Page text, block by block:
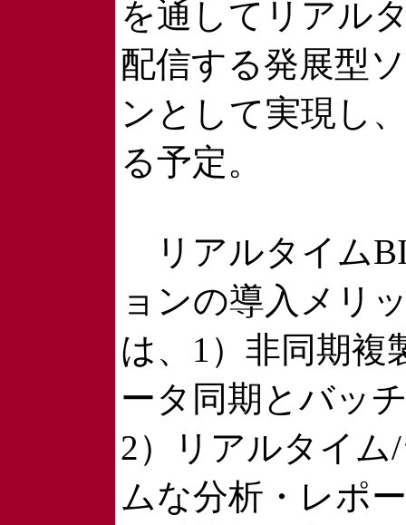
を通してリアル
配信する発展型
ンとして実現し
る予定。
リアルタイム
ョンの導入メリ
は、1）非同期複
ータ同期とバッ
2）リアルタイム
ムな分析・レポ